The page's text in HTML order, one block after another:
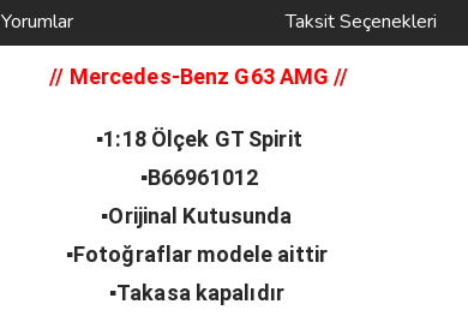
Yorumlar Taksit Seçenekleri
// Mercedes-Benz G63 AMG //
▪️1:18 Ölçek GT Spirit
▪️B66961012
▪️Orijinal Kutusunda
▪️Fotoğraflar modele aittir
▪️Takasa kapalıdır